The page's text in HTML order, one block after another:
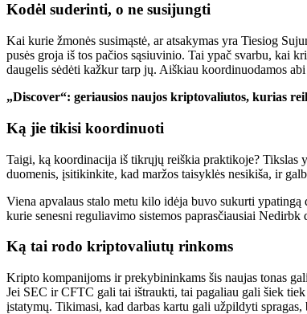
Kodėl suderinti, o ne susijungti
Kai kurie žmonės susimąstė, ar atsakymas yra Tiesiog
pusės groja iš tos pačios sąsiuvinio. Tai ypač svarbu, kai
daugelis sėdėti kažkur tarp jų. Aiškiau koordinuodamos
„Discover“: geriausios naujos kriptovaliutos, kurias
Ką jie tikisi koordinuoti
Taigi, ką koordinacija iš tikrųjų reiškia praktikoje? Tikslas
duomenis, įsitikinkite, kad maržos taisyklės nesikiša, ir
Viena apvalaus stalo metu kilo idėja buvo sukurti ypatingą
kurie senesni reguliavimo sistemos paprasčiausiai Nedirbk
Ką tai rodo kriptovaliutų rinkoms
Kripto kompanijoms ir prekybininkams šis naujas tonas
Jei SEC ir CFTC gali tai ištraukti, tai pagaliau gali šiek
įstatymų. Tikimasi, kad darbas kartu gali užpildyti spragas,